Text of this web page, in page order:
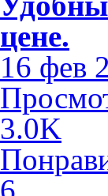
цене.
16 фев
3.0K